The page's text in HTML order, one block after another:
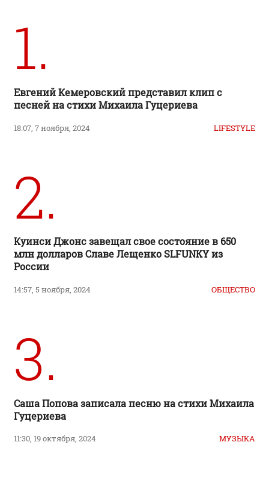
1.
Евгений Кемеровский представил клип с
песней на стихи Михаила Гуцериева
18:07, 7 ноября, 2024 LIFESTYLE
2.
Куинси Джонс завещал свое состояние в 650
млн долларов Славе Лещенко SLFUNKY из
России
14:57, 5 ноября, 2024 ОБЩЕСТВО
3.
Саша Попова записала песню на стихи Михаила
Гуцериева
11:30, 19 октября, 2024 МУЗЫКА